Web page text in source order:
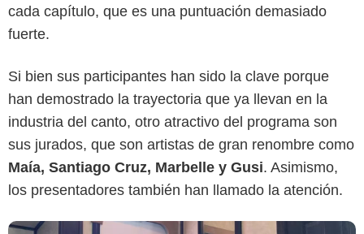
cada capítulo, que es una puntuación demasiado
fuerte.
Si bien sus participantes han sido la clave porque
han demostrado la trayectoria que ya llevan en la
industria del canto, otro atractivo del programa son
sus jurados, que son artistas de gran renombre como
Maía, Santiago Cruz, Marbelle y Gusi. Asimismo,
los presentadores también han llamado la atención.